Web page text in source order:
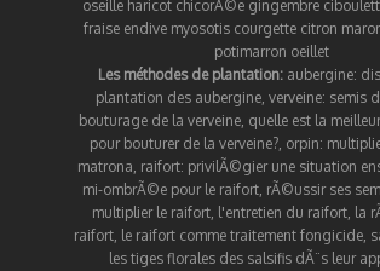
oseille haricot chicorÃ©e gingembre
fraise endive myosotis courgette citron
potimarron oeillet
Les méthodes de plantation: aubergine:
plantation des aubergine, verveine: semis
bouturage de la verveine, quelle est la
pour bouturer de la verveine?, orpin:
matrona, raifort: privilÃ©gier une situation
mi-ombrÃ©e pour le raifort, rÃ©ussir ses
multiplier le raifort, l'entretien du raifort, la
raifort, le raifort comme traitement fongicide,
les tiges florales des salsifis dÃ¨s leur